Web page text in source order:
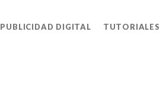
PUBLICIDAD DIGITAL TUTORIALES